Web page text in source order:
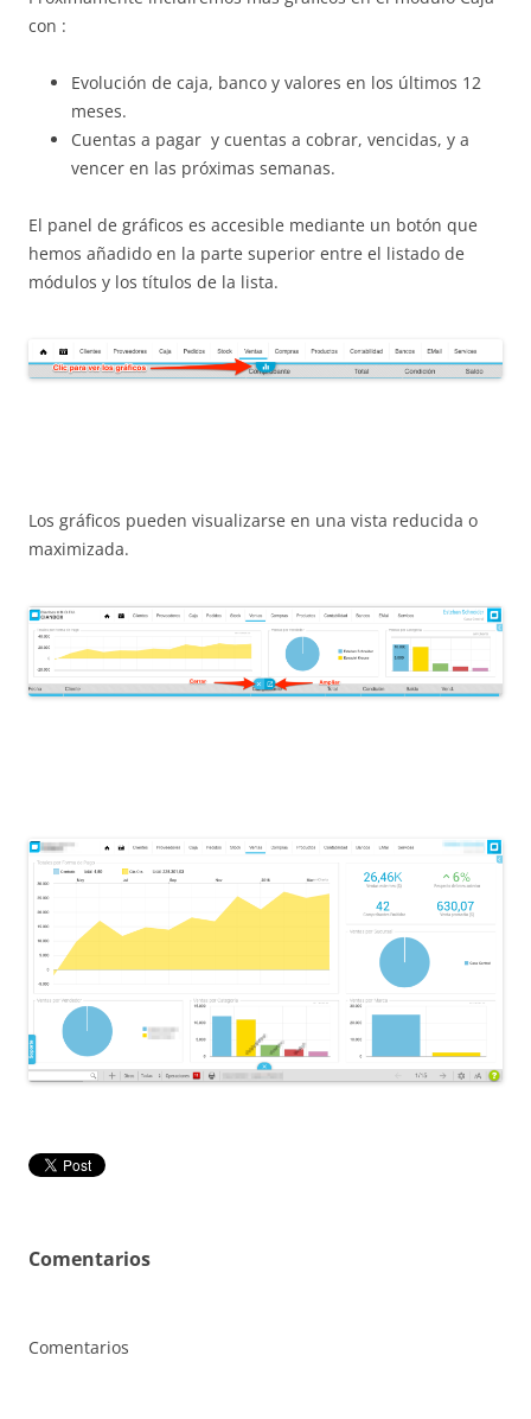
con :
Evolución de caja, banco y valores en los últimos 12
meses.
Cuentas a pagar y cuentas a cobrar, vencidas, y a
vencer en las próximas semanas.
El panel de gráficos es accesible mediante un botón que
hemos añadido en la parte superior entre el listado de
módulos y los títulos de la lista.
Los gráficos pueden visualizarse en una vista reducida o
maximizada.
Comentarios
Comentarios